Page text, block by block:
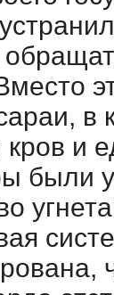
в
кров и
были